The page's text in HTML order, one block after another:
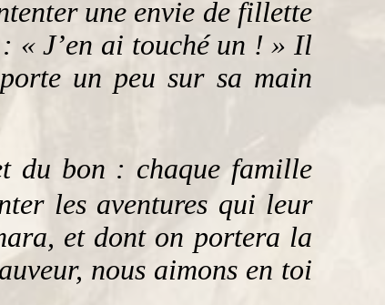
une envie de fillette
« J’en ai touché un ! » Il
un peu sur sa main
du bon : chaque famille
les aventures qui leur
et dont on portera la
nous aimons en toi